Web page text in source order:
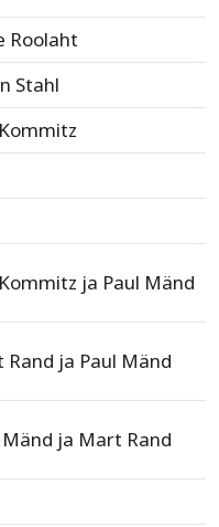
Roolaht
Stahl
ja Paul Mänd
Rand ja Paul Mänd
Mänd ja Mart Rand